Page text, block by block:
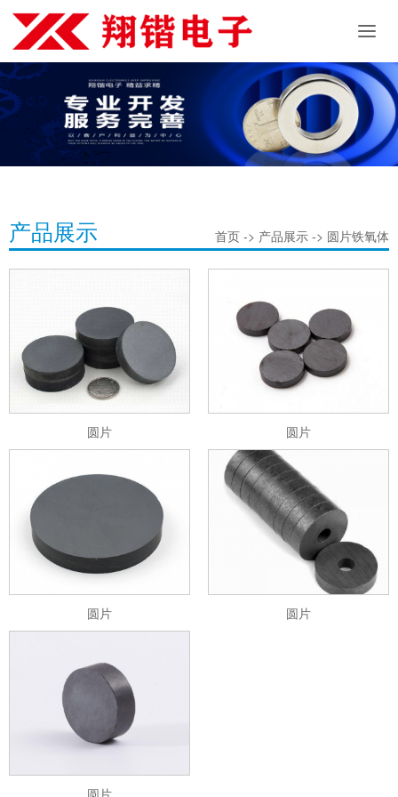
产品展示 首页 -> 产品展示 -> 圆片铁氧体
圆片 圆片
圆片 圆片